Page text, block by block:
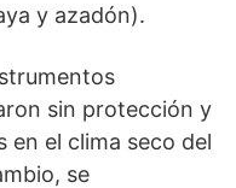
y azadón).
sin protección y
en el clima seco del
se